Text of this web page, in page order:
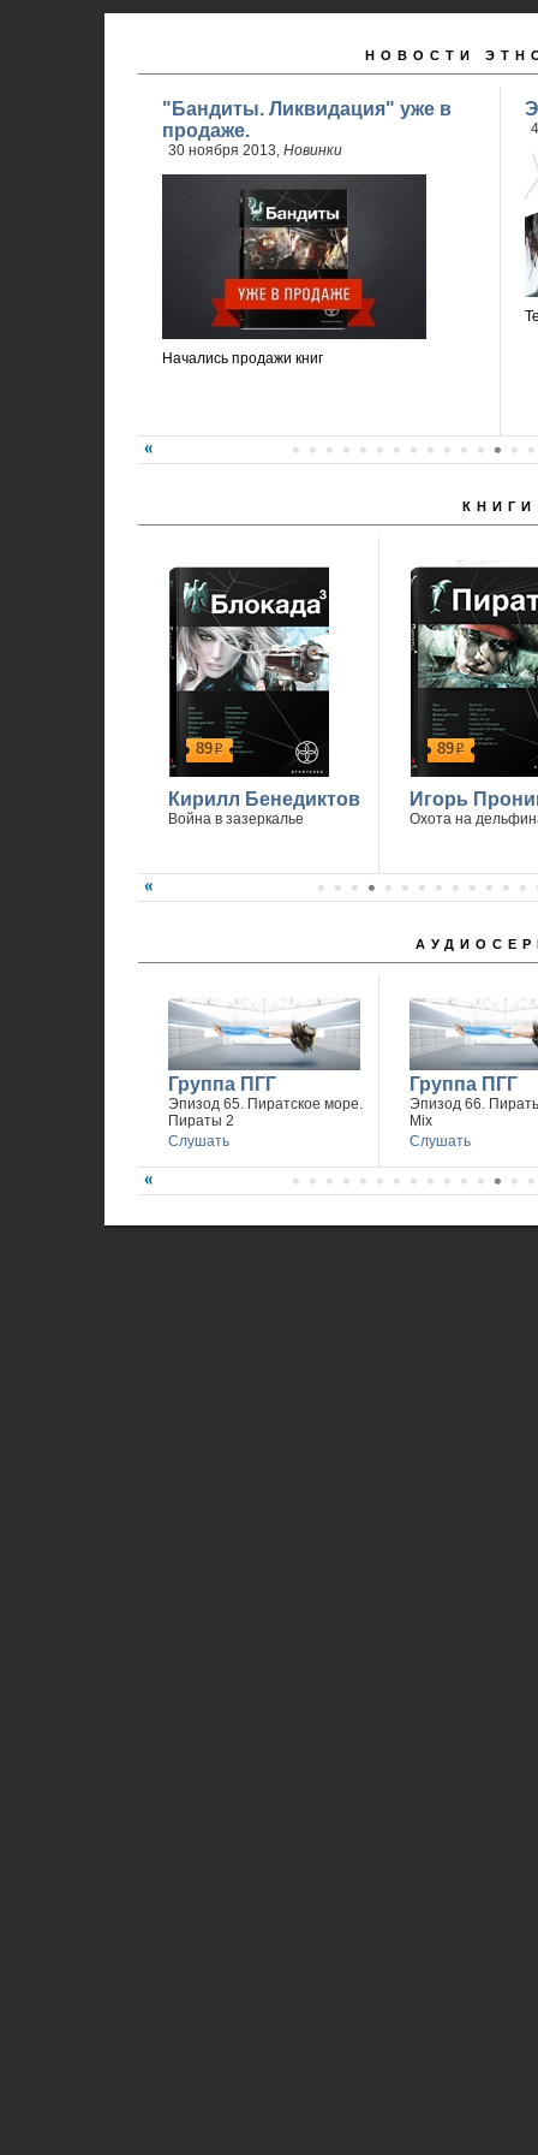
НОВОСТИ
"Бандиты. Ликвидация" уже в
продаже.
30 ноября 2013, Новинки
Начались продажи книг
КНИГИ
89р
Кирилл Бенедиктов
Война в зазеркалье
89р
Игорь
Охота на
Группа ПГГ
Эпизод 65. Пиратское море.
Пираты 2
Слушать
Группа ПГГ
Эпизод 66.
Mix
Слушать